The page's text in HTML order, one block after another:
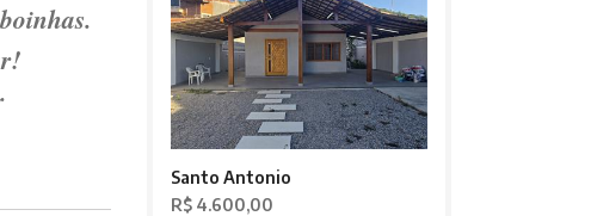
Santo Antonio
R$ 4.600,00